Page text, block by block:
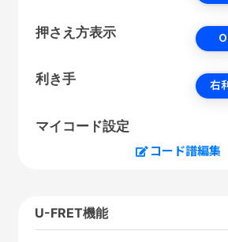
押さえ方表示
利き手 右
マイコード設定
コード譜編集
U-FRET機能